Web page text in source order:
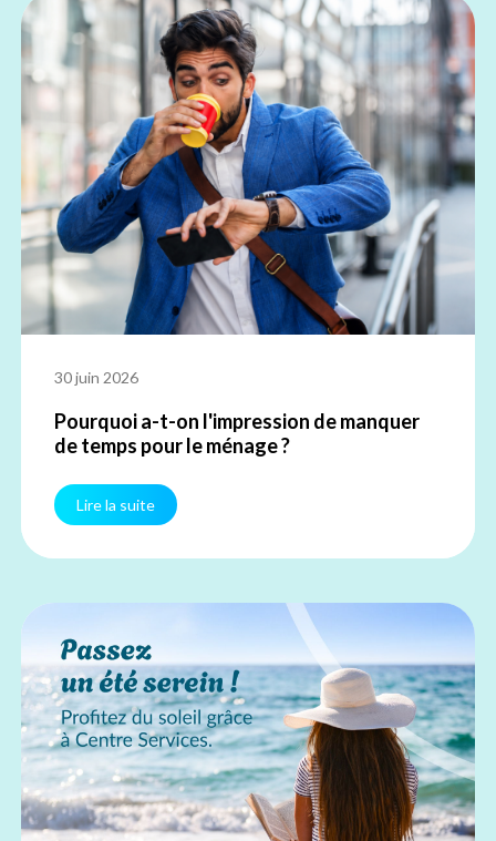
30 juin 2026
Pourquoi a-t-on l'impression de manquer
de temps pour le ménage ?
Lire la suite